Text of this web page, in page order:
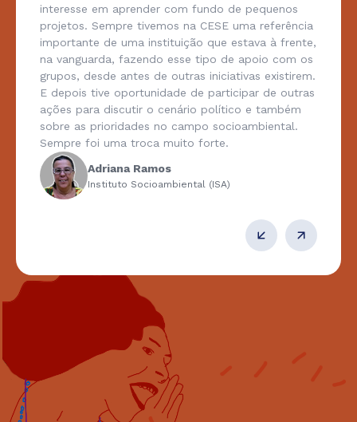
interesse em aprender com fundo de pequenos
projetos. Sempre tivemos na CESE uma referência
importante de uma instituição que estava à frente,
na vanguarda, fazendo esse tipo de apoio com os
grupos, desde antes de outras iniciativas existirem.
E depois tive oportunidade de participar de outras
ações para discutir o cenário político e também
sobre as prioridades no campo socioambiental.
Sempre foi uma troca muito forte.
Adriana Ramos
Instituto Socioambiental (ISA)